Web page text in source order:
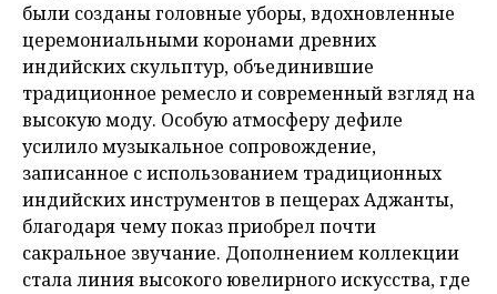
были созданы головные уборы, вдохновленные
церемониальными коронами древних
индийских скульптур, объединившие
традиционное ремесло и современный взгляд на
высокую моду. Особую атмосферу дефиле
усилило музыкальное сопровождение,
записанное с использованием традиционных
индийских инструментов в пещерах Аджанты,
благодаря чему показ приобрел почти
сакральное звучание. Дополнением коллекции
стала линия высокого ювелирного искусства, где